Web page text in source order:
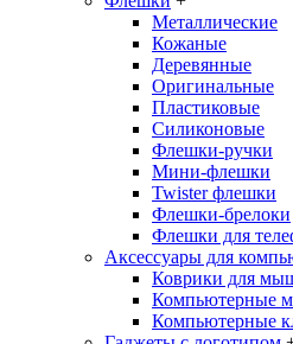
Металлические
Кожаные
Деревянные
Оригинальные
Пластиковые
Силиконовые
Флешки-ручки
Мини-флешки
Twister флешки
Флешки-брелоки
Флешки для
Аксессуары для
Коврики для
Компьютерные
Компьютерные